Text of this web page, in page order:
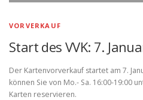
VORVERKAUF
Start des VVK: 7.
Der Kartenvorverkauf startet am 7.
können Sie von Mo.- Sa. 16:00-19:00
Karten reservieren.